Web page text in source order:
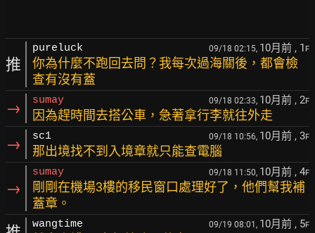
推
pureluck 09/18 02:15, 10月前 , 1 F
你為什麼不跑回去問？我每次過海關後，都會檢
查有沒有蓋
→ sumay 09/18 02:33, 10月前 , 2F
因為趕時間去搭公車，急著拿行李就往外走
→ sc1 09/18 10:56, 10月前 , 3F
那出境找不到入境章就只能查電腦
→
sumay 09/18 11:50, 10月前 , 4F
剛剛在機場3樓的移民窗口處理好了，他們幫我補
蓋章。
wangtime 09/19 08:01, 10月前 , 5F